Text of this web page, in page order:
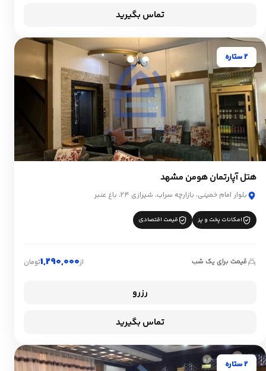
تماس بگیرید
2 ستاره
هتل آپارتمان هومن مشهد
بلوار امام خمینی، بازارچه سراب، شیرازی 24، باغ عنبر
امکانات پخت و پز قیمت اقتصادی
قیمت برای یک شب از1,290,000تومان
رزرو
تماس بگیرید
2 ستاره